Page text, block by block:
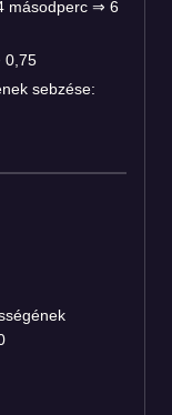
másodperc ⇒ 6
0,75
sebzése: